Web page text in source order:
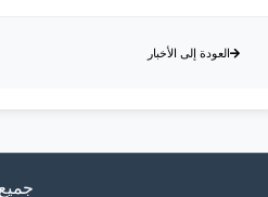
العودة إلى الأخبار